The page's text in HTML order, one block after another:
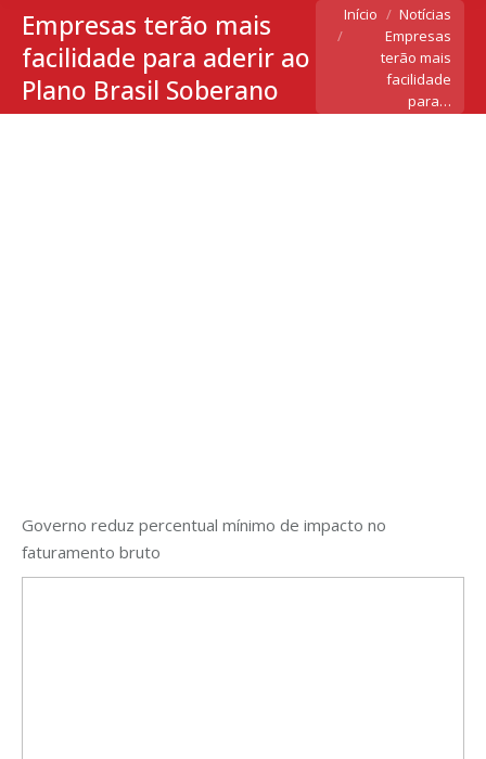
Empresas terão mais
facilidade para aderir ao
Plano Brasil Soberano
Você está aqui:
Início
Notícias
Empresas
terão mais
facilidade
para…
Governo reduz percentual mínimo de impacto no
faturamento bruto